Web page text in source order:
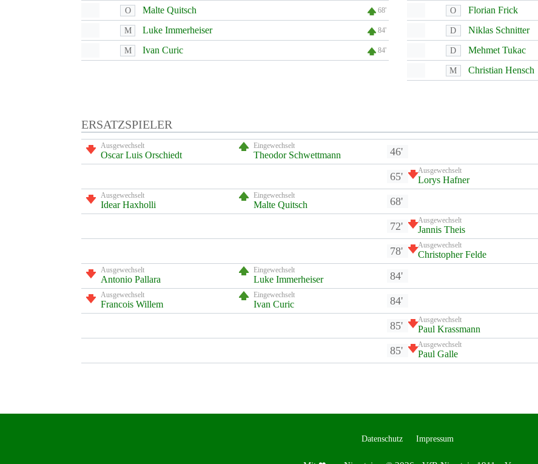
O Malte Quitsch 68'
M Luke Immerheiser 84'
M Ivan Curic 84'
O Florian Frick
D Niklas Schnitter
D Mehmet Tukac
M Christian Hensch
ERSATZSPIELER
Ausgewechselt
Oscar Luis Orschiedt
Eingewechselt
Theodor Schwettmann 46'
65' Ausgewechselt
Lorys Hafner
Ausgewechselt
Idear Haxholli
Eingewechselt
Malte Quitsch 68'
72' Ausgewechselt
Jannis Theis
78' Ausgewechselt
Christopher Felde
Ausgewechselt
Antonio Pallara
Eingewechselt
Luke Immerheiser 84'
Ausgewechselt
Francois Willem
Eingewechselt
Ivan Curic 84'
85' Ausgewechselt
Paul Krassmann
85' Ausgewechselt
Paul Galle
Datenschutz Impressum